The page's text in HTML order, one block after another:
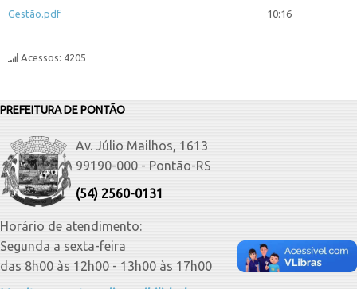
Gestão.pdf
10:16
Acessos: 4205
PREFEITURA DE PONTÃO
Av. Júlio Mailhos, 1613
99190-000 - Pontão-RS
(54) 2560-0131
Horário de atendimento:
Segunda a sexta-feira
das 8h00 às 12h00 - 13h00 às 17h00